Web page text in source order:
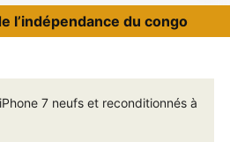
l’indépendance du congo
7 neufs et reconditionnés à